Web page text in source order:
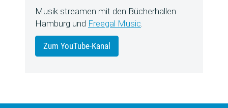
Musik streamen mit den Bücherhallen
Hamburg und Freegal Music.
Zum YouTube-Kanal